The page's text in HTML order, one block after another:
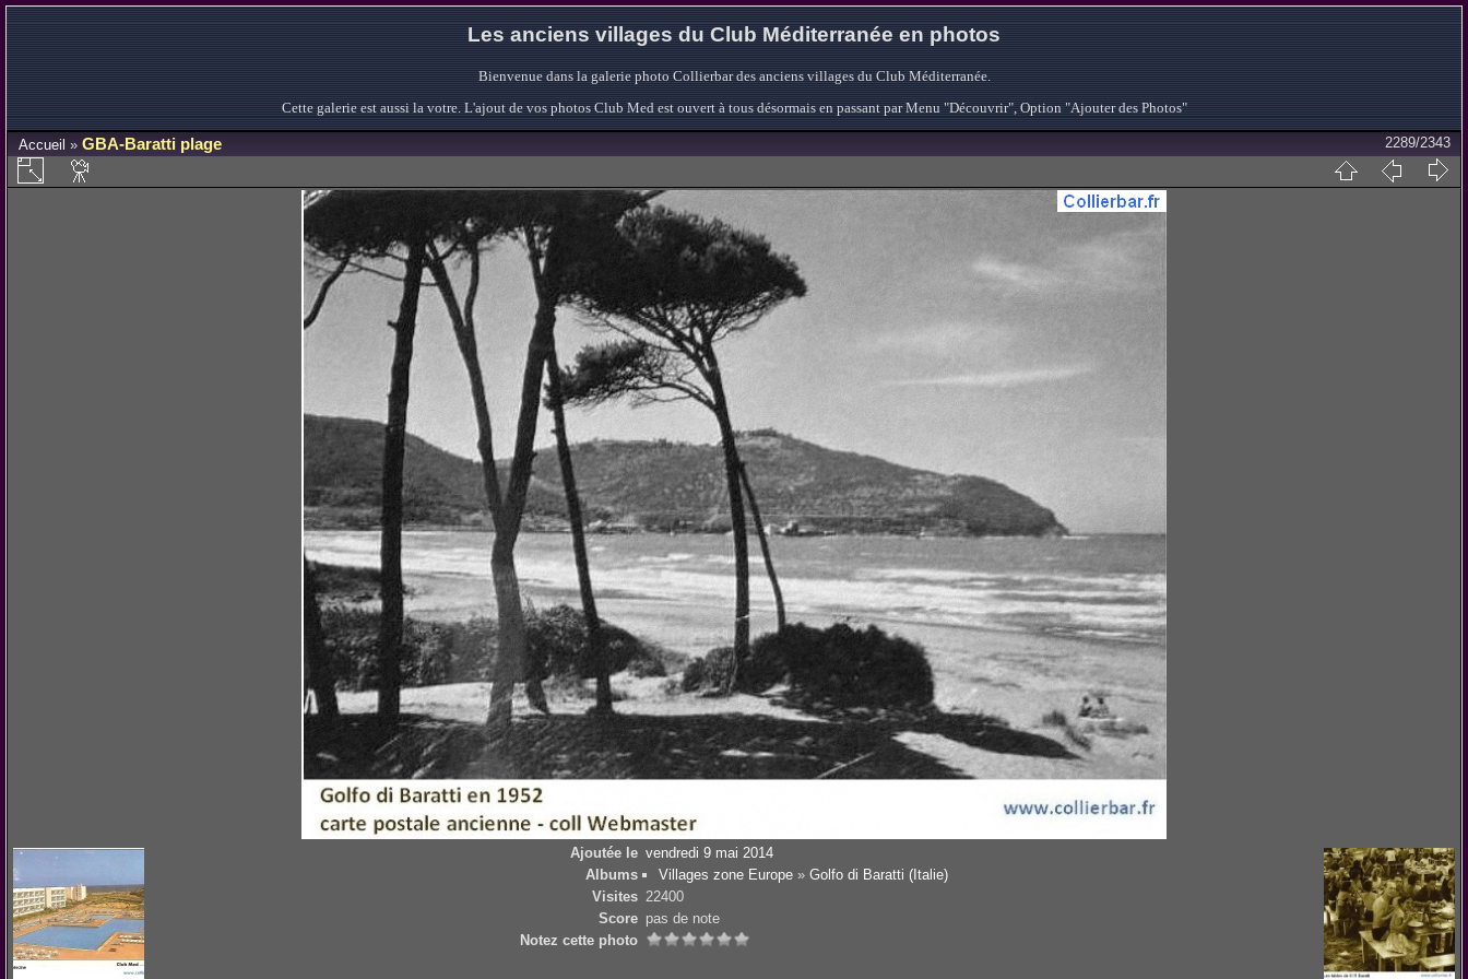
Les anciens villages du Club Méditerranée en photos
Bienvenue dans la galerie photo Collierbar des anciens villages du Club Méditerranée.
Cette galerie est aussi la votre. L'ajout de vos photos Club Med est ouvert à tous désormais en passant par Menu "Découvrir", Option "Ajouter des Photos"
Accueil » GBA-Baratti plage 2289/2343
Ajoutée le vendredi 9 mai 2014
Albums
Villages zone Europe »Golfo di Baratti (Italie)
Visites 22400
Score pas de note
Notez cette photo